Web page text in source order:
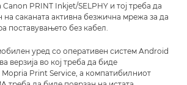
Canon PRINT Inkjet/SELPHY и тој треба да
на саканата активна безжична мрежа за да
поставувањето без кабел.
уред со оперативен систем Android
верзија во кој треба да биде
Mopria Print Service, а компатибилниот